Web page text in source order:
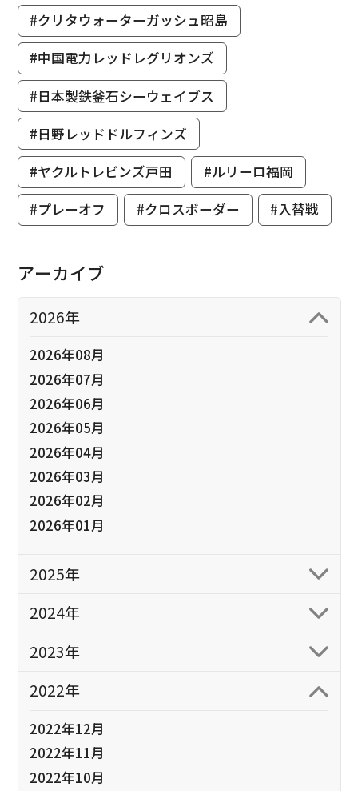
#クリタウォーターガッシュ昭島
#中国電力レッドレグリオンズ
#日本製鉄釜石シーウェイブス
#日野レッドドルフィンズ
#ヤクルトレビンズ戸田
#ルリーロ福岡
#プレーオフ
#クロスボーダー #入替戦
アーカイブ
2026年
2026年08月
2026年07月
2026年06月
2026年05月
2026年04月
2026年03月
2026年02月
2026年01月
2025年
2024年
2023年
2022年
2022年12月
2022年11月
2022年10月